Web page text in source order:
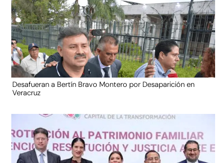
Desafueran a Bertín Bravo Montero por Desaparición en
Veracruz